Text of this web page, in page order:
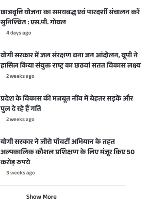
छात्रवृत्ति योजना का समयबद्ध एवं पारदर्शी संचालन करें
सुनिश्चित : एस.पी. गोयल
4 days ago
योगी सरकार में जल संरक्षण बना जन आंदोलन, यूपी ने
हासिल किया संयुक्त राष्ट्र का छठवां सतत विकास लक्ष्य
2 weeks ago
प्रदेश के विकास की मजबूत नींव में बेहतर सड़कें और
पुल दे रहे हैं गति
2 weeks ago
योगी सरकार ने जीरो पॉवर्टी अभियान के तहत
अल्पकालिक कौशल प्रशिक्षण के लिए मंजूर किए 50
करोड़ रुपये
3 weeks ago
Show More